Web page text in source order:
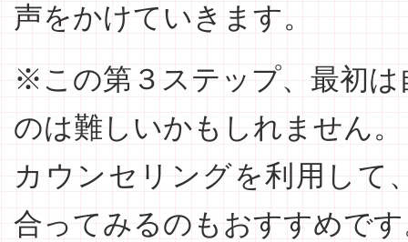
声をかけていきます。
※この第３ステップ、最初は
のは難しいかもしれません。
カウンセリングを利用して
合ってみるのもおすすめで